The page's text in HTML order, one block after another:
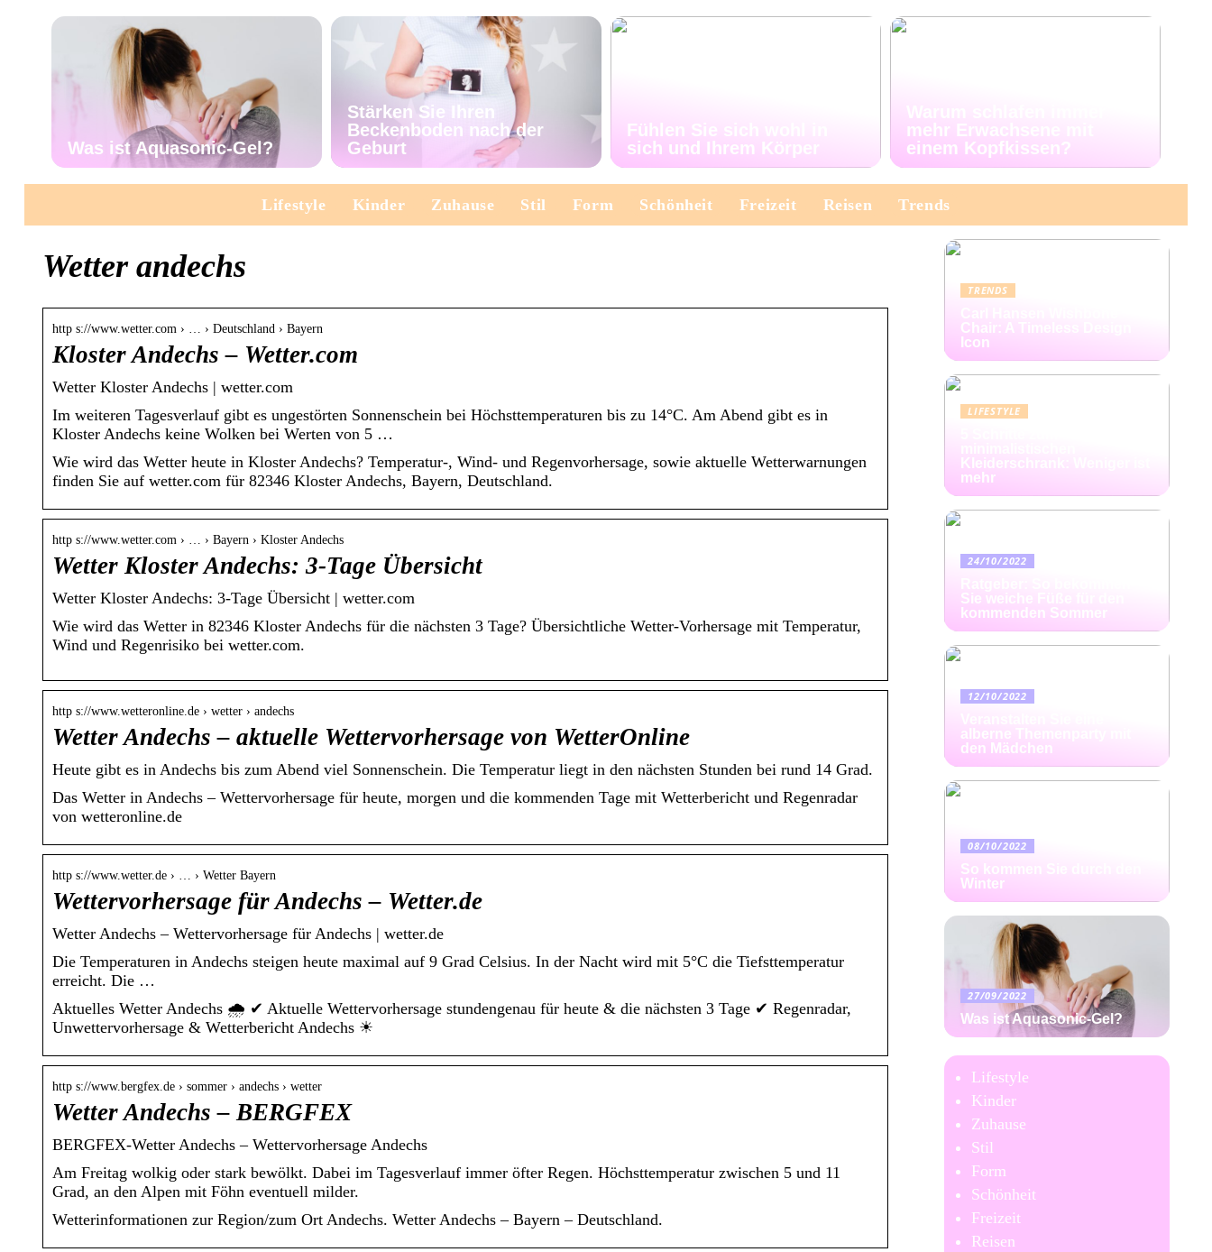
Was ist Aquasonic-Gel?
Stärken Sie Ihren
Beckenboden nach der
Geburt
Fühlen Sie sich wohl in
sich und Ihrem Körper
Warum schlafen immer
mehr Erwachsene mit
einem Kopfkissen?
Lifestyle Kinder Zuhause Stil Form Schönheit Freizeit Reisen Trends
Wetter andechs
http s://www.wetter.com › … › Deutschland › Bayern
Kloster Andechs – Wetter.com
Wetter Kloster Andechs | wetter.com
Im weiteren Tagesverlauf gibt es ungestörten Sonnenschein bei Höchsttemperaturen bis zu 14°C. Am Abend gibt es in
Kloster Andechs keine Wolken bei Werten von 5 …
Wie wird das Wetter heute in Kloster Andechs? Temperatur-, Wind- und Regenvorhersage, sowie aktuelle Wetterwarnungen
finden Sie auf wetter.com für 82346 Kloster Andechs, Bayern, Deutschland.
http s://www.wetter.com › … › Bayern › Kloster Andechs
Wetter Kloster Andechs: 3-Tage Übersicht
Wetter Kloster Andechs: 3-Tage Übersicht | wetter.com
Wie wird das Wetter in 82346 Kloster Andechs für die nächsten 3 Tage? Übersichtliche Wetter-Vorhersage mit Temperatur,
Wind und Regenrisiko bei wetter.com.
http s://www.wetteronline.de › wetter › andechs
Wetter Andechs – aktuelle Wettervorhersage von WetterOnline
Heute gibt es in Andechs bis zum Abend viel Sonnenschein. Die Temperatur liegt in den nächsten Stunden bei rund 14 Grad.
Das Wetter in Andechs – Wettervorhersage für heute, morgen und die kommenden Tage mit Wetterbericht und Regenradar
von wetteronline.de
http s://www.wetter.de › … › Wetter Bayern
Wettervorhersage für Andechs – Wetter.de
Wetter Andechs – Wettervorhersage für Andechs | wetter.de
Die Temperaturen in Andechs steigen heute maximal auf 9 Grad Celsius. In der Nacht wird mit 5°C die Tiefsttemperatur
erreicht. Die …
Aktuelles Wetter Andechs 🌧️ ✔ Aktuelle Wettervorhersage stundengenau für heute & die nächsten 3 Tage ✔ Regenradar,
Unwettervorhersage & Wetterbericht Andechs ☀
http s://www.bergfex.de › sommer › andechs › wetter
Wetter Andechs – BERGFEX
BERGFEX-Wetter Andechs – Wettervorhersage Andechs
Am Freitag wolkig oder stark bewölkt. Dabei im Tagesverlauf immer öfter Regen. Höchsttemperatur zwischen 5 und 11
Grad, an den Alpen mit Föhn eventuell milder.
Wetterinformationen zur Region/zum Ort Andechs. Wetter Andechs – Bayern – Deutschland.
TRENDS
Chair: A Timeless Design
Icon
LIFESTYLE
minimalistischen
Kleiderschrank: Weniger ist
mehr
24/10/2022
Sie weiche Füße für den
kommenden Sommer
12/10/2022
Veranstalten Sie eine
alberne Themenparty mit
den Mädchen
08/10/2022
So kommen Sie durch den
Winter
27/09/2022
Was ist Aquasonic-Gel?
Lifestyle
Kinder
Zuhause
Stil
Form
Schönheit
Freizeit
Reisen